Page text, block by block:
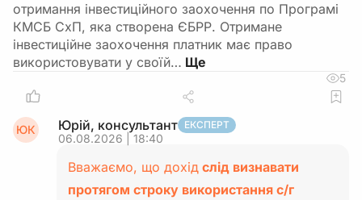
отримання інвестиційного заохочення по Програмі
КМСБ СхП, яка створена ЄБРР. Отримане
інвестиційне заохочення платник має право
використовувати у своїй…
5
ЮК Юрій, консультант ЕКСПЕРТ
06.08.2026 | 18:40
Вважаємо, що дохід слід визнавати
протягом строку використання с/г